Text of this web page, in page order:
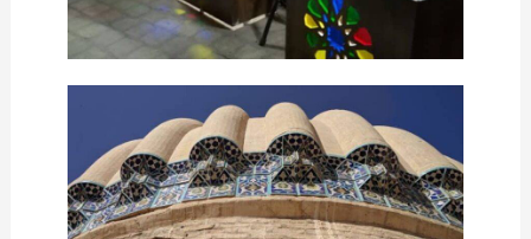
د)مقبرة “سيتي فاطمة”